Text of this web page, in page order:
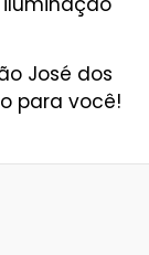
José dos
para você!